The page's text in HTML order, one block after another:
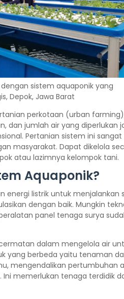
sistem aquaponik yang
Depok, Jawa Barat
perkotaan (urban
dan jumlah air yang diperlukan
Pertanian sistem ini
masyarakat. Dapat dikelola
atau lazimnya kelompok tani.
Aquaponik?
energi listrik untuk menjalankan
dengan baik. Mungkin
panel tenaga surya
dalam mengelola air
yang berbeda yaitu tenaman
mengendalikan pertumbuhan
memerlukan tenaga terdidik